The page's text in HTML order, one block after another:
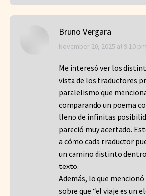
Bruno Vergara
says:
November 20, 2025 at 9:10 pm
Me interesó ver los
vista de los traductores
paralelismo que
comparando un poema
lleno de infinitas
pareció muy acertado.
a cómo cada traductor
un camino distinto
texto.
Además, lo que mencionó
sobre que “el viaje es un